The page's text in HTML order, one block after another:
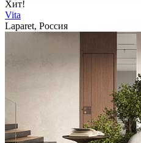
Хит!
Vita
Laparet, Россия